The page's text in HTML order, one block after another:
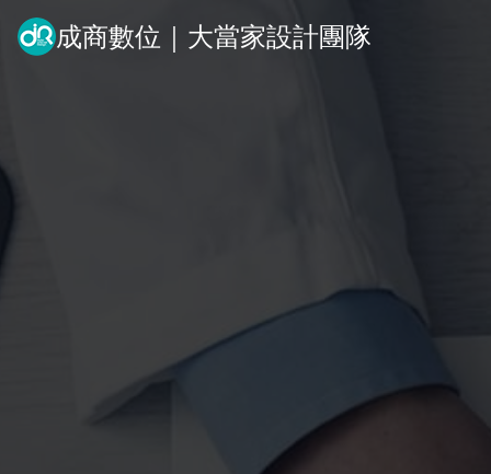
成商數位｜大當家設計團隊